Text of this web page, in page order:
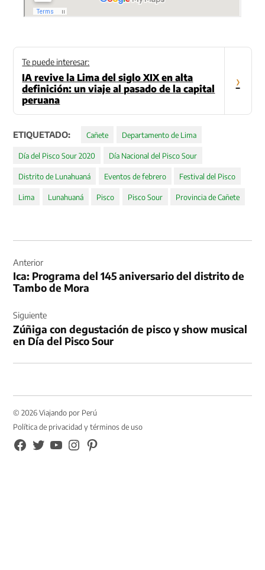
Te puede interesar:
IA revive la Lima del siglo XIX en alta
definición: un viaje al pasado de la capital
peruana
›
ETIQUETADO: Cañete Departamento de Lima
Día del Pisco Sour 2020 Día Nacional del Pisco Sour
Distrito de Lunahuaná Eventos de febrero Festival del Pisco
Lima Lunahuaná Pisco Pisco Sour Provincia de Cañete
de
entradas
Anterior
Ica: Programa del 145 aniversario del distrito de
Tambo de Mora
Siguiente
Zúñiga con degustación de pisco y show musical
en Día del Pisco Sour
© 2026 Viajando por Perú
Política de privacidad y términos de uso
FB
TW YouTubeInstagramPinterest